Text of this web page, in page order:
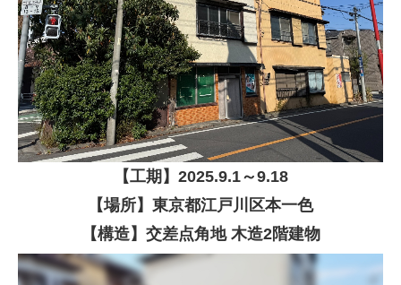
【工期】 2025.9.1～9.18
【場所】東京都江戸川区本一色
【構造】交差点角地 木造2階建物